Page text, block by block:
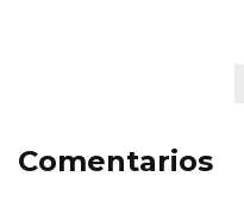
Comentarios